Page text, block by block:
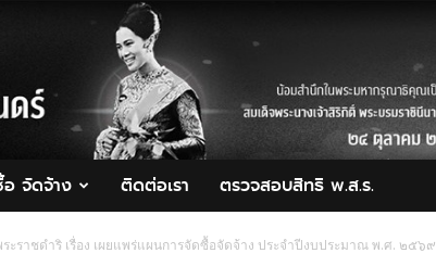
จัดจ้าง ติดต่อเรา ตรวจสอบสิทธิ พ.ส.ร.
ะราชดําริ เรื่อง เผยแพร่แผนการจัดซื้อจัดจ้าง ประจําปีงบประมาณ พ.ศ. ๒๕๖๙